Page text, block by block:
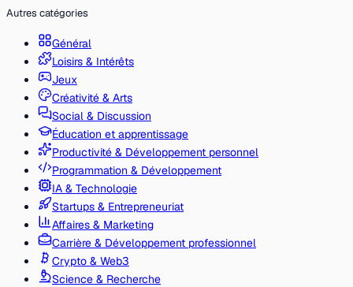
Autres catégories
Général
Loisirs & Intérêts
Jeux
Créativité & Arts
Social & Discussion
Éducation et apprentissage
Productivité & Développement personnel
Programmation & Développement
IA & Technologie
Startups & Entrepreneuriat
Affaires & Marketing
Carrière & Développement professionnel
Crypto & Web3
Science & Recherche